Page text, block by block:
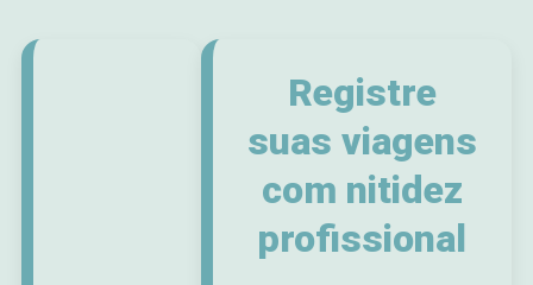
Registre
suas viagens
com nitidez
profissional